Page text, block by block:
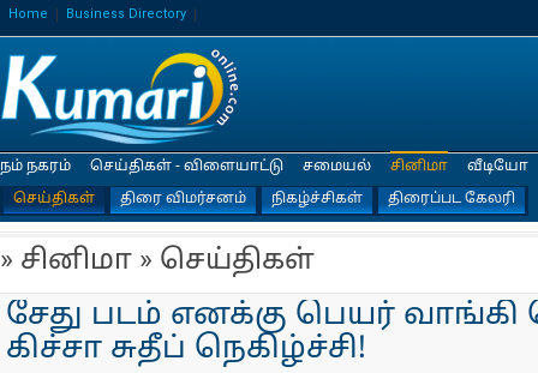
Home Business Directory
நம் நகரம் செய்திகள் - விளையாட்டு சமையல்
சினிமா
செய்திகள்
திரை விமர்சனம் நிகழ்ச்சிகள் திரைப்பட கேலரி
வீடியோ
» சினிமா » செய்திகள்
சேது படம் எனக்கு பெயர் வாங்கி
கிச்சா சுதீப் நெகிழ்ச்சி!